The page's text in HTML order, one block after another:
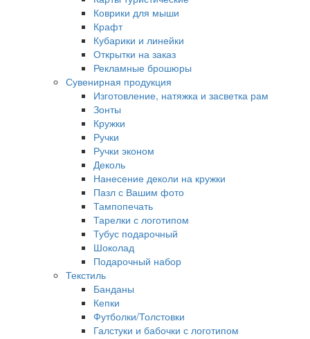
Коврики для мыши
Крафт
Кубарики и линейки
Открытки на заказ
Рекламные брошюры
Сувенирная продукция
Изготовление, натяжка и засветка рам
Зонты
Кружки
Ручки
Ручки эконом
Деколь
Нанесение деколи на кружки
Пазл с Вашим фото
Тампопечать
Тарелки с логотипом
Тубус подарочный
Шоколад
Подарочный набор
Текстиль
Банданы
Кепки
Футболки/Толстовки
Галстуки и бабочки с логотипом